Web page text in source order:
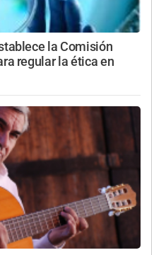
la Comisión
regular la ética en